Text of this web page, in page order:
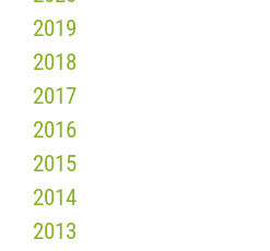
2019
2018
2017
2016
2015
2014
2013